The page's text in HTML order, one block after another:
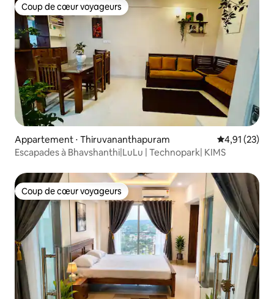
Coup de cœur voyageurs
Coup de cœur voyageurs
Appartement ⋅ Thiruvananthapuram Évaluation
4,91 (23)
Escapades à Bhavshanthi|LuLu | Technopark| KIMS
Coup de cœur voyageurs
Coup de cœur voyageurs